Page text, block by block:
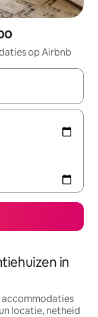
op Airbnb
maak je een keuze
in
accommodaties
locatie, netheid